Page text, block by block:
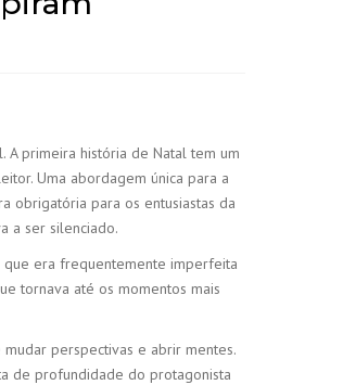
A primeira história de Natal tem um
Uma abordagem única para a
obrigatória para os entusiastas da
a ser silenciado.
que era frequentemente imperfeita
tornava até os momentos mais
perspectivas e abrir mentes.
de profundidade do protagonista